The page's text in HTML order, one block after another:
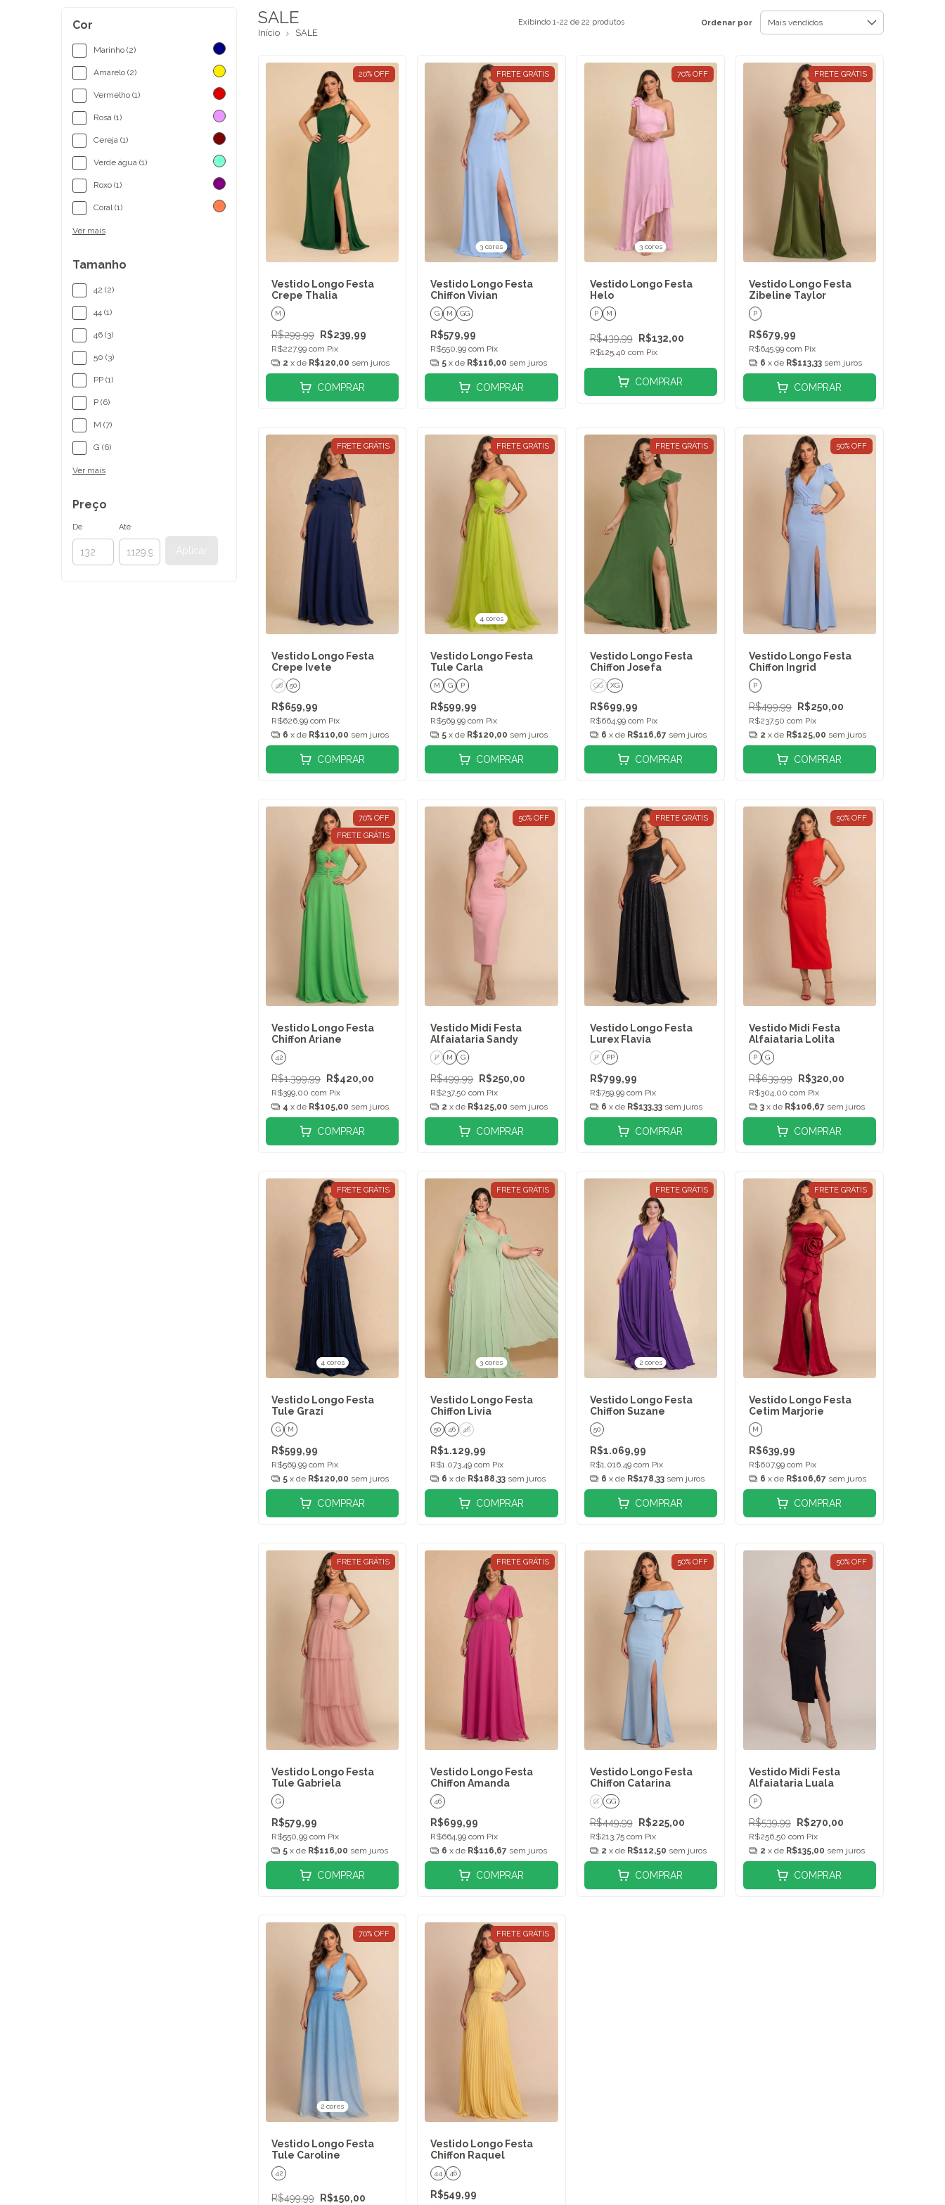
Cor
Marinho (2)
Amarelo (2)
Vermelho (1)
Rosa (1)
Cereja (1)
Verde água (1)
Roxo (1)
Coral (1)
Ver mais
Tamanho
42 (2)
44 (1)
46 (3)
50 (3)
PP (1)
P (6)
M (7)
G (6)
Ver mais
Preço
De Até
Aplicar
SALE
Início SALE
Exibindo 1-22 de 22 produtos Ordenar por
20%OFF
Vestido Longo Festa
Crepe Thalia
M
R$299,99 R$239,99
R$227,99 com Pix
2 x de R$120,00 sem juros
COMPRAR
FRETE GRÁTIS
3 cores
Vestido Longo Festa
Chiffon Vivian
G M GG
R$579,99
R$550,99com Pix
5 x de R$116,00 sem juros
COMPRAR
70% OFF
3 cores
Vestido Longo Festa
Helo
P M
R$439,99 R$132,00
R$125,40 com Pix
COMPRAR
FRETE GRÁTIS
Vestido Longo Festa
Zibeline Taylor
P
R$679,99
R$645,99 com Pix
6 x de R$113,33 sem juros
COMPRAR
FRETE GRÁTIS
Vestido Longo Festa
Crepe Ivete
48 50
R$659,99
R$626,99 com Pix
6 x de R$110,00 sem juros
COMPRAR
FRETE GRÁTIS
4 cores
Vestido Longo Festa
Tule Carla
M G P
R$599,99
R$569,99com Pix
5 x de R$120,00 sem juros
COMPRAR
FRETE GRÁTIS
Vestido Longo Festa
Chiffon Josefa
GG XG
R$699,99
R$664,99 com Pix
6 x de R$116,67 sem juros
COMPRAR
50% OFF
Vestido Longo Festa
Chiffon Ingrid
P
R$499,99 R$250,00
R$237,50 com Pix
2 x de R$125,00 sem juros
COMPRAR
70%OFF
FRETE GRÁTIS
Vestido Longo Festa
Chiffon Ariane
42
R$1.399,99 R$420,00
R$399,00 com Pix
4 x de R$105,00 sem juros
COMPRAR
50% OFF
Vestido Midi Festa
Alfaiataria Sandy
P M G
R$499,99 R$250,00
R$237,50com Pix
2 x de R$125,00 sem juros
COMPRAR
FRETE GRÁTIS
Vestido Longo Festa
Lurex Flavia
P PP
R$799,99
R$759,99 com Pix
6 x de R$133,33 sem juros
COMPRAR
50% OFF
Vestido Midi Festa
Alfaiataria Lolita
P G
R$639,99 R$320,00
R$304,00 com Pix
3 x de R$106,67 sem juros
COMPRAR
FRETE GRÁTIS
4 cores
Vestido Longo Festa
Tule Grazi
G M
R$599,99
R$569,99 com Pix
5 x de R$120,00 sem juros
COMPRAR
FRETE GRÁTIS
3 cores
Vestido Longo Festa
Chiffon Livia
50 46 48
R$1.129,99
R$1.073,49com Pix
6 x de R$188,33 sem juros
COMPRAR
FRETE GRÁTIS
2 cores
Vestido Longo Festa
Chiffon Suzane
50
R$1.069,99
R$1.016,49 com Pix
6 x de R$178,33 sem juros
COMPRAR
FRETE GRÁTIS
Vestido Longo Festa
Cetim Marjorie
M
R$639,99
R$607,99 com Pix
6 x de R$106,67 sem juros
COMPRAR
FRETE GRÁTIS
Vestido Longo Festa
Tule Gabriela
G
R$579,99
R$550,99 com Pix
5 x de R$116,00 sem juros
COMPRAR
FRETE GRÁTIS
Vestido Longo Festa
Chiffon Amanda
46
R$699,99
R$664,99com Pix
6 x de R$116,67 sem juros
COMPRAR
50% OFF
Vestido Longo Festa
Chiffon Catarina
G GG
R$449,99 R$225,00
R$213,75 com Pix
2 x de R$112,50 sem juros
COMPRAR
50% OFF
Vestido Midi Festa
Alfaiataria Luala
P
R$539,99 R$270,00
R$256,50 com Pix
2 x de R$135,00 sem juros
COMPRAR
70%OFF
2 cores
Vestido Longo Festa
Tule Caroline
42
R$499,99 R$150,00
FRETE GRÁTIS
Vestido Longo Festa
Chiffon Raquel
44 46
R$549,99